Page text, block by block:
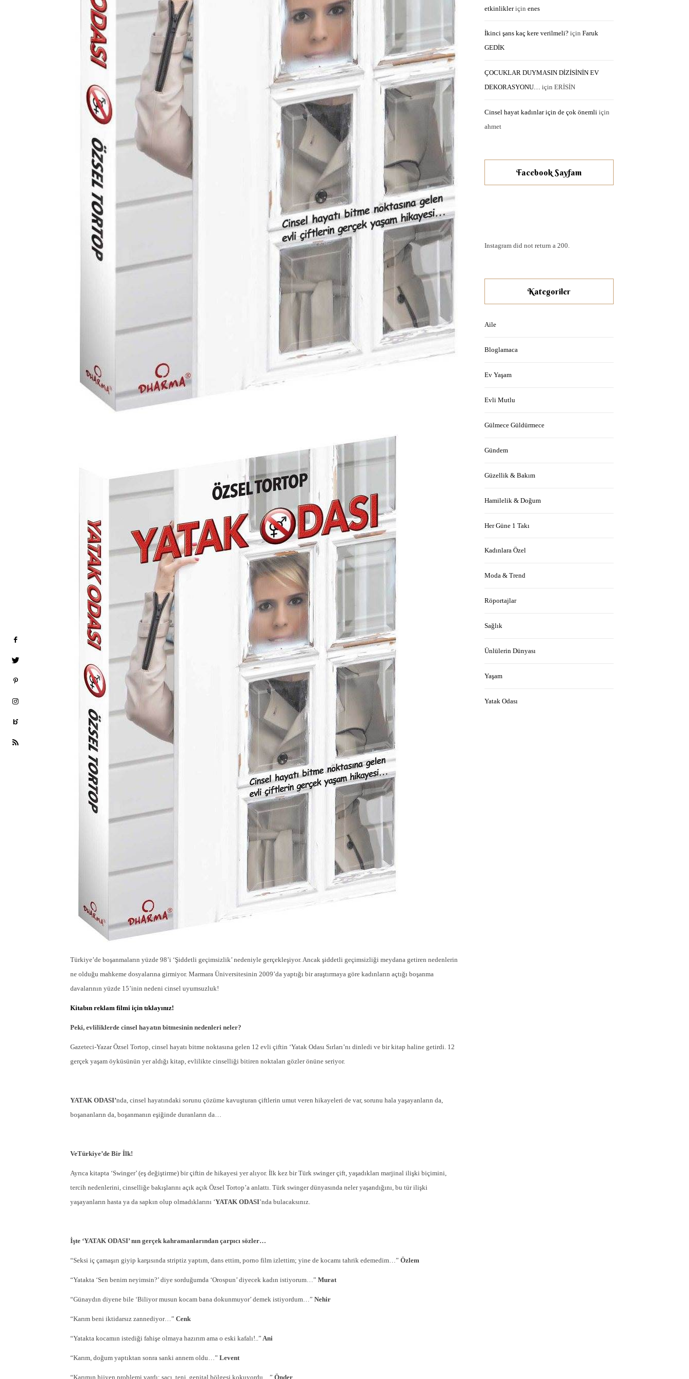
Türkiye’de boşanmaların yüzde 98’i ‘Şiddetli geçimsizlik’ nedeniyle gerçekleşiyor. Ancak şiddetli geçimsizliği meydana getiren nedenlerin
ne olduğu mahkeme dosyalarına girmiyor. Marmara Üniversitesinin 2009’da yaptığı bir araştırmaya göre kadınların açtığı boşanma
davalarının yüzde 15’inin nedeni cinsel uyumsuzluk!
Kitabın reklam filmi için tıklayınız!
Peki, evliliklerde cinsel hayatın bitmesinin nedenleri neler?
Gazeteci-Yazar Özsel Tortop, cinsel hayatı bitme noktasına gelen 12 evli çiftin ‘Yatak Odası Sırları’nı dinledi ve bir kitap haline getirdi. 12
gerçek yaşam öyküsünün yer aldığı kitap, evlilikte cinselliği bitiren noktaları gözler önüne seriyor.
YATAK ODASI’nda, cinsel hayatındaki sorunu çözüme kavuşturan çiftlerin umut veren hikayeleri de var, sorunu hala yaşayanların da,
boşananların da, boşanmanın eşiğinde duranların da…
VeTürkiye’de Bir İlk!
Ayrıca kitapta ‘Swinger’ (eş değiştirme) bir çiftin de hikayesi yer alıyor. İlk kez bir Türk swinger çift, yaşadıkları marjinal ilişki biçimini,
tercih nedenlerini, cinselliğe bakışlarını açık açık Özsel Tortop’a anlattı. Türk swinger dünyasında neler yaşandığını, bu tür ilişki
yaşayanların hasta ya da sapkın olup olmadıklarını ‘YATAK ODASI’nda bulacaksınız.
İşte ‘YATAK ODASI’ nın gerçek kahramanlarından çarpıcı sözler…
“Seksi iç çamaşırı giyip karşısında striptiz yaptım, dans ettim, porno film izlettim; yine de kocamı tahrik edemedim…” Özlem
“Yatakta ‘Sen benim neyimsin?’ diye sorduğumda ‘Orospun’ diyecek kadın istiyorum…” Murat
“Günaydın diyene bile ‘Biliyor musun kocam bana dokunmuyor’ demek istiyordum…” Nehir
“Karım beni iktidarsız zannediyor…” Cenk
“Yatakta kocamın istediği fahişe olmaya hazırım ama o eski kafalı!..” Ani
“Karım, doğum yaptıktan sonra sanki annem oldu…” Levent
“Karımın hijyen problemi vardı; saçı, teni, genital bölgesi kokuyordu…” Önder
etkinlikleriçin enes
İkinci şans kaç kere verilmeli?için Faruk
GEDİK
ÇOCUKLAR DUYMASIN DİZİSİNİN EV
DEKORASYONU… için ERİSİN
Cinsel hayat kadınlar için de çok önemliiçin
ahmet
Facebook Sayfam
Instagram did not return a 200.
Kategoriler
Aile
Bloglamaca
Ev Yaşam
Evli Mutlu
Gülmece Güldürmece
Gündem
Güzellik & Bakım
Hamilelik & Doğum
Her Güne 1 Takı
Kadınlara Özel
Moda & Trend
Röportajlar
Sağlık
Ünlülerin Dünyası
Yaşam
Yatak Odası